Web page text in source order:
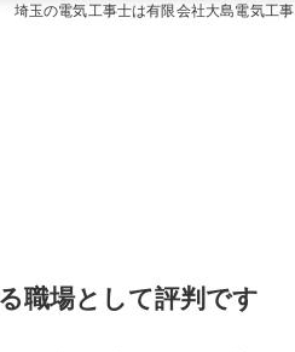
埼玉の電気工事士は有限会社大島電気工事
職場として評判です